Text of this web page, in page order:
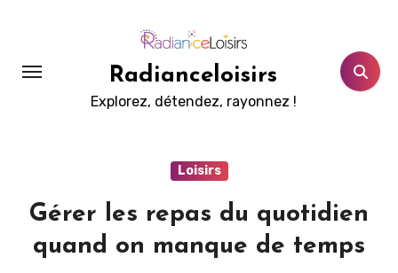
Radianceloisirs
Explorez, détendez, rayonnez !
Loisirs
Gérer les repas du quotidien
quand on manque de temps